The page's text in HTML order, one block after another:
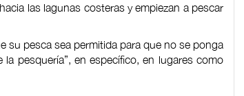
las lagunas costeras y empiezan a pescar
su pesca sea permitida para que no se ponga
pesquería”, en específico, en lugares como